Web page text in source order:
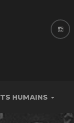
HUMAINS